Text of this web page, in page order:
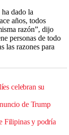
dado la
años, todos
razón”, dijo
personas de todo
las razones para
celebran su
de Trump
Filipinas y podría